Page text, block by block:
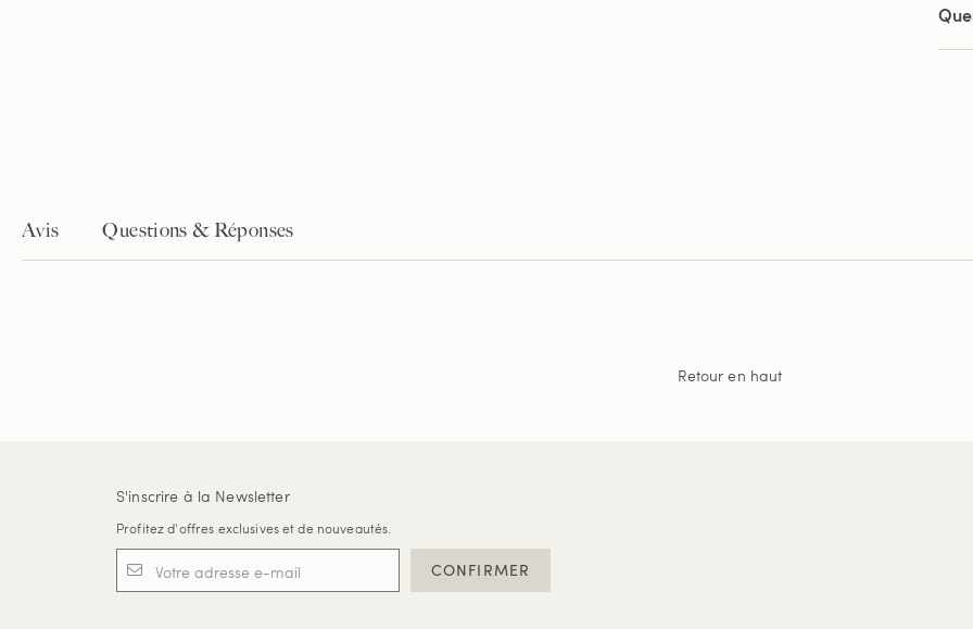
Avis Questions & Réponses
Retour en haut
S'inscrire à la Newsletter
Profitez d'offres exclusives et de nouveautés.
CONFIRMER